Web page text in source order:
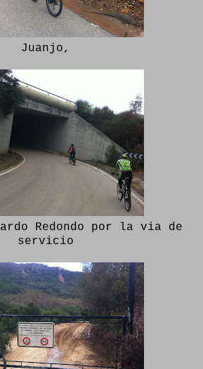
Juanjo,
Redondo por la via de
servicio